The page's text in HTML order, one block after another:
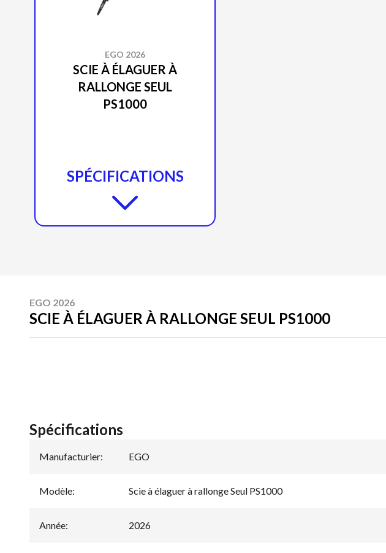
EGO 2026
SCIE À ÉLAGUER À
RALLONGE SEUL
PS1000
SPÉCIFICATIONS
EGO 2026
SCIE À ÉLAGUER À RALLONGE SEUL PS1000
Spécifications
Manufacturier: EGO
Modèle: Scie à élaguer à rallonge Seul PS1000
Année: 2026